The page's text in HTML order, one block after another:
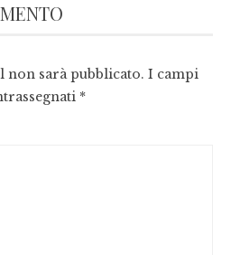
sarà pubblicato. I campi
*